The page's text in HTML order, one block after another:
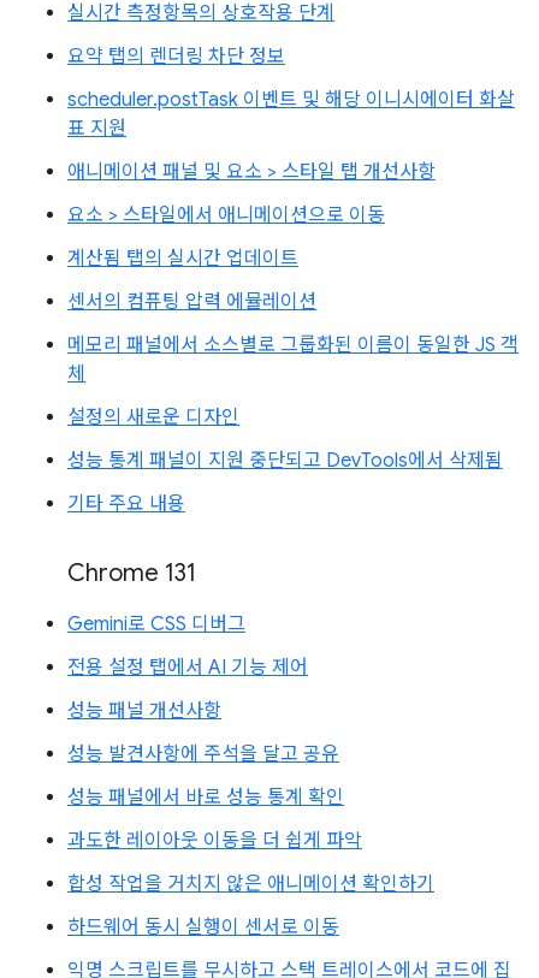
실시간 측정항목의 상호작용 단계
요약 탭의 렌더링 차단 정보
scheduler.postTask 이벤트 및 해당 이니시에이터 화살
표 지원
애니메이션 패널 및 요소 > 스타일 탭 개선사항
요소 > 스타일에서 애니메이션으로 이동
계산됨 탭의 실시간 업데이트
센서의 컴퓨팅 압력 에뮬레이션
메모리 패널에서 소스별로 그룹화된 이름이 동일한 JS 객
체
설정의 새로운 디자인
성능 통계 패널이 지원 중단되고 DevTools에서 삭제됨
기타 주요 내용
Chrome 131
Gemini로 CSS 디버그
전용 설정 탭에서 AI 기능 제어
성능 패널 개선사항
성능 발견사항에 주석을 달고 공유
성능 패널에서 바로 성능 통계 확인
과도한 레이아웃 이동을 더 쉽게 파악
합성 작업을 거치지 않은 애니메이션 확인하기
하드웨어 동시 실행이 센서로 이동
익명 스크립트를 무시하고 스택 트레이스에서 코드에 집